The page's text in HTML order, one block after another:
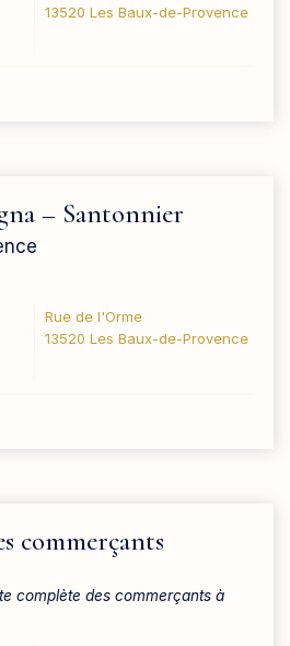
13520 Les Baux-de-Provence
– Santonnier
Rue de l'Orme
13520 Les Baux-de-Provence
commerçants
complète des commerçants à